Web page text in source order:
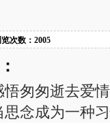
次数：2005
悟匆匆逝去爱
思念成为一种